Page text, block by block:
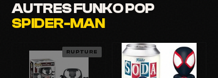
AUTRES FUNKO POP
SPIDER-MAN
RUPTURE